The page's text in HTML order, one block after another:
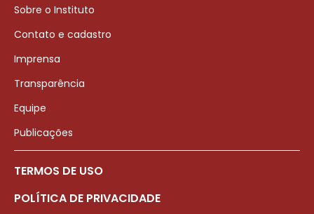
Sobre o Instituto
Contato e cadastro
Imprensa
Transparência
Equipe
Publicações
TERMOS DE USO
POLÍTICA DE PRIVACIDADE